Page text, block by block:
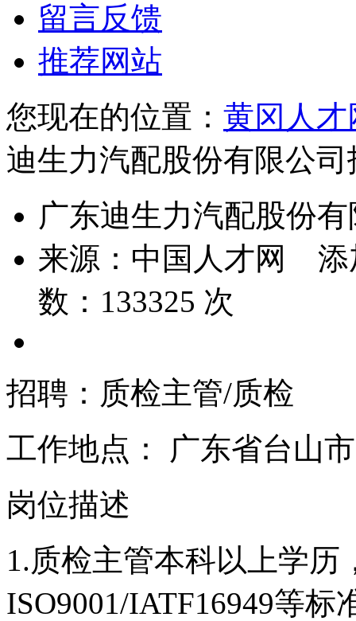
留言反馈
推荐网站
您现在的位置： 黄冈人才
迪生力汽配股份有限公
广东迪生力汽配股份
来源： 中国人才网
添
数： 133325 次
招聘：质检主管/质检
工作地点： 广东省台山
岗位描述
1.质检主管本科以上学
ISO9001/IATF16949等